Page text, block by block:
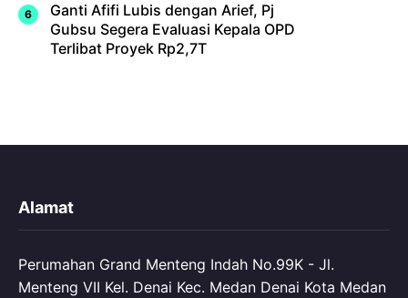
Ganti Afifi Lubis dengan Arief, Pj
Gubsu Segera Evaluasi Kepala OPD
Terlibat Proyek Rp2,7T
Alamat
Perumahan Grand Menteng Indah No.99K - Jl.
Menteng VII Kel. Denai Kec. Medan Denai Kota Medan